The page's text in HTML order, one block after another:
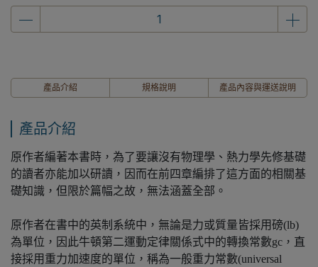
產品介紹 規格說明 產品內容與運送說明
產品介紹
原作者編著本書時，為了要讓沒有物理學、熱力學先修基礎
的讀者亦能加以研讀，因而在前四章編排了這方面的相關基
礎知識，但限於篇幅之故，無法涵蓋全部。
原作者在書中的英制系統中，無論是力或質量皆採用磅(lb)
為單位，因此牛頓第二運動定律關係式中的轉換常數gc，直
接採用重力加速度的單位，稱為一般重力常數(universal